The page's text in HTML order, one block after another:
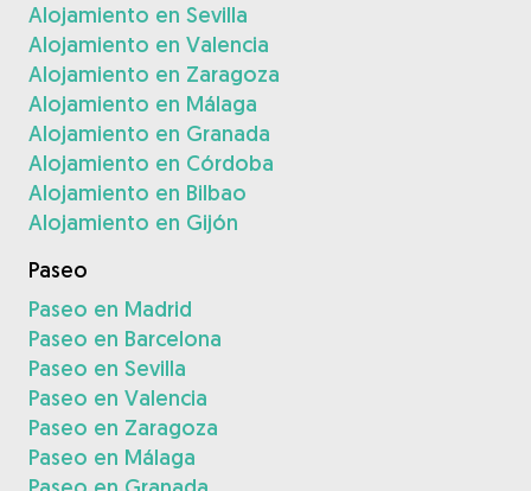
Alojamiento en Sevilla
Alojamiento en Valencia
Alojamiento en Zaragoza
Alojamiento en Málaga
Alojamiento en Granada
Alojamiento en Córdoba
Alojamiento en Bilbao
Alojamiento en Gijón
Paseo
Paseo en Madrid
Paseo en Barcelona
Paseo en Sevilla
Paseo en Valencia
Paseo en Zaragoza
Paseo en Málaga